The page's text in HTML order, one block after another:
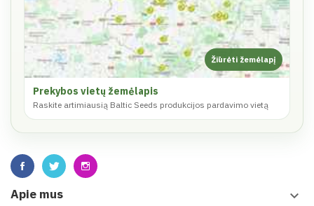
Prekybos vietų žemėlapis
Raskite artimiausią Baltic Seeds produkcijos pardavimo vietą
Apie mus keyboard_arrow_down